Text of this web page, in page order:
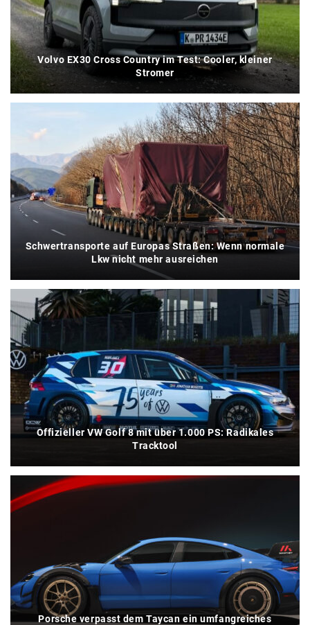
Volvo EX30 Cross Country im Test: Cooler, kleiner
Stromer
Schwertransporte auf Europas Straßen: Wenn normale
Lkw nicht mehr ausreichen
Offizieller VW Golf 8 mit über 1.000 PS: Radikales
Tracktool
Porsche verpasst dem Taycan ein umfangreiches